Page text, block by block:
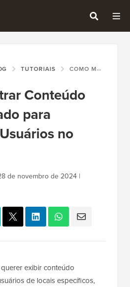
TUTORIAIS COMO MOSTRAR CONTEÚDO PERSONALIZADO PARA DIFERENTES USUÁRIOS NO WORDPRESS
Conteúdo
para
no
de novembro de 2024 |
exibir conteúdo
de locais específicos,